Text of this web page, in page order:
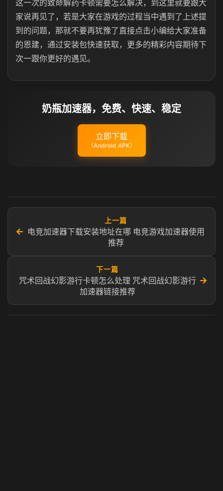
这一次的致命解药卡顿需要怎么解决，到这里就要跟大
家说再见了，若是大家在游戏的过程当中遇到了上述提
到的问题，那就不要再犹豫了直接点击小编给大家准备
的恩建，通过安装包快速获取，更多的精彩内容期待下
次一跟你更好的遇见。
奶瓶加速器，免费、快速、稳定
立即下载
（Android APK）
←
上一篇
电竞加速器下载安装地址在哪 电竞游戏加速器使用
推荐
下一篇
咒术回战幻影游行卡顿怎么处理 咒术回战幻影游行
加速器链接推荐
→